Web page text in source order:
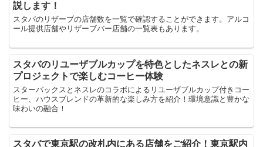
説します！
スタバのリザーブの店舗数を一覧で確認することができます。アルコ
ール提供店舗やリザーブバー店舗の一覧表もあります。
スタバのリユーザブルカップを特色としたネスレとの新
プロジェクトで楽しむコーヒー体験
スターバックスとネスレのコラボによるリユーザブルカップ付きコー
ヒー、ハウスブレンドの革新的な楽しみ方を紹介！環境意識と豊かな
味わいの融合！
スタバで東京駅の改札内にある店舗をご紹介！東京駅内